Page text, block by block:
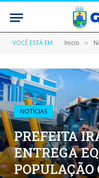
VOCÊ ESTÁ EM: Inicio »
NOTÍCIAS
PREFEITA
ENTREGA
POPULAÇÃO